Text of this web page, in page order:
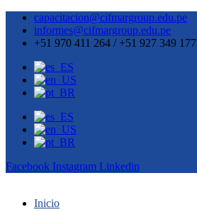
capacitacion@cifmargroup.edu.pe
informes@cifmargroup.edu.pe
+51 970 411 264 / +51 927 349 177
Facebook Instagram Linkedin
Inicio